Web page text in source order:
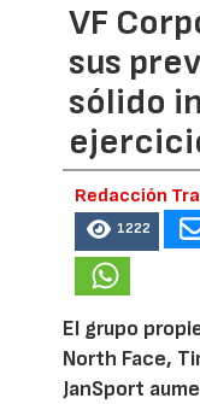
VF
sus
sólido
Redacción
1222
El grupo
North Face,
JanSport